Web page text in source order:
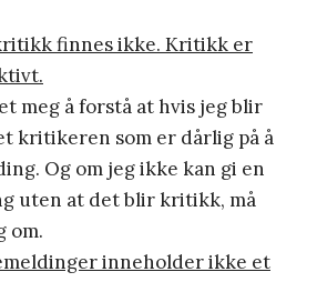
finnes ikke. Kritikk er
meg å forstå at hvis jeg blir
kritikeren som er dårlig på å
Og om jeg ikke kan gi en
uten at det blir kritikk, må
om.
inneholder ikke et